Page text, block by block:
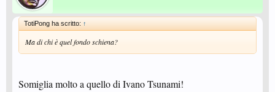
TotiPong ha scritto: ↑
Ma di chi è quel fondo schiena?
Somiglia molto a quello di Ivano Tsunami!